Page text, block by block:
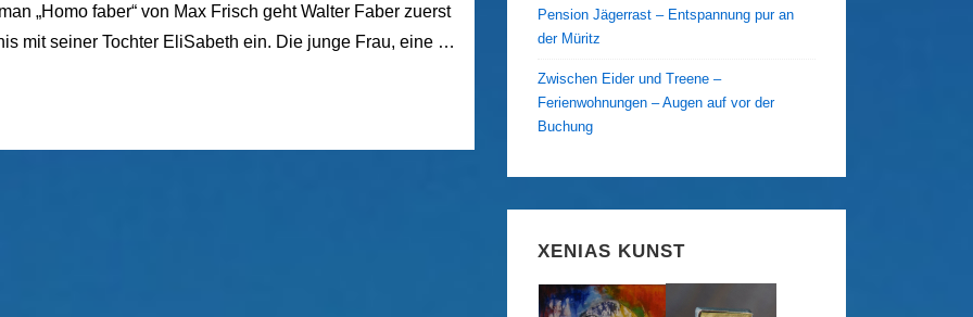
„Homo faber“ von Max Frisch geht Walter Faber zuerst
mit seiner Tochter EliSabeth ein. Die junge Frau, eine …
Pension Jägerrast – Entspannung pur an
der Müritz
Zwischen Eider und Treene –
Ferienwohnungen – Augen auf vor der
Buchung
XENIAS KUNST